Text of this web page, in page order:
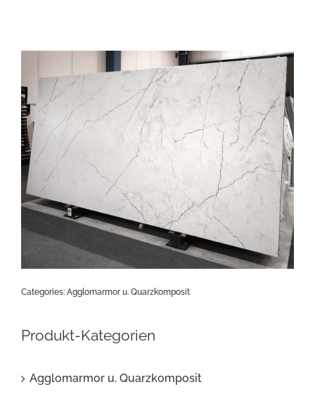
Categories: Agglomarmor u. Quarzkomposit
Produkt-Kategorien
Agglomarmor u. Quarzkomposit